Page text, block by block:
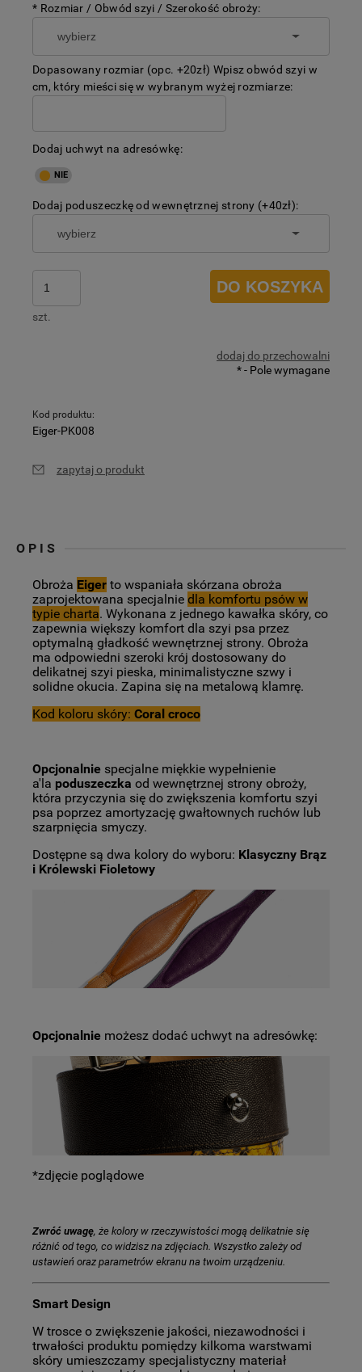
* Rozmiar / Obwód szyi / Szerokość obroży:
Dopasowany rozmiar (opc. +20zł) Wpisz obwód szyi w
cm, który mieści się w wybranym wyżej rozmiarze:
Dodaj uchwyt na adresówkę:
Dodaj poduszeczkę od wewnętrznej strony (+40zł):
szt.
DO KOSZYKA
dodaj do przechowalni
*- Pole wymagane
Kod produktu:
Eiger-PK008
zapytaj o produkt
OPIS
Obroża Eiger to wspaniała skórzana obroża
zaprojektowana specjalnie dla komfortu psów w
typie charta. Wykonana z jednego kawałka skóry, co
zapewnia większy komfort dla szyi psa przez
optymalną gładkość wewnętrznej strony. Obroża
ma odpowiedni szeroki krój dostosowany do
delikatnej szyi pieska, minimalistyczne szwy i
solidne okucia. Zapina się na metalową klamrę.
Kod koloru skóry: Coral croco
Opcjonalnie specjalne miękkie wypełnienie
a'la poduszeczka od wewnętrznej strony obroży,
która przyczynia się do zwiększenia komfortu szyi
psa poprzez amortyzację gwałtownych ruchów lub
szarpnięcia smyczy.
Dostępne są dwa kolory do wyboru: Klasyczny Brąz
i Królewski Fioletowy
Opcjonalnie możesz dodać uchwyt na adresówkę:
*zdjęcie poglądowe
Zwróć uwagę, że kolory w rzeczywistości mogą delikatnie się
różnić od tego, co widzisz na zdjęciach. Wszystko zależy od
ustawień oraz parametrów ekranu na twoim urządzeniu.
Smart Design
W trosce o zwiększenie jakości, niezawodności i
trwałości produktu pomiędzy kilkoma warstwami
skóry umieszczamy specjalistyczny materiał